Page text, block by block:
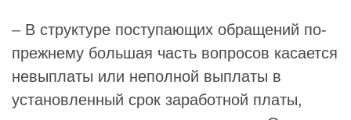
– В структуре поступающих обращений по-
прежнему большая часть вопросов касается
невыплаты или неполной выплаты в
установленный срок заработной платы,